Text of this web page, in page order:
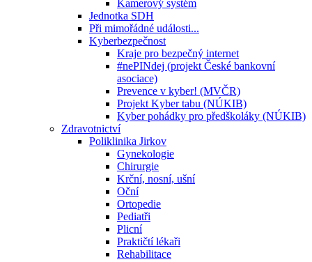
Kamerový systém
Jednotka SDH
Při mimořádné události...
Kyberbezpečnost
Kraje pro bezpečný internet
#nePINdej (projekt České bankovní
asociace)
Prevence v kyber! (MVČR)
Projekt Kyber tabu (NÚKIB)
Kyber pohádky pro předškoláky (NÚKIB)
Zdravotnictví
Poliklinika Jirkov
Gynekologie
Chirurgie
Krční, nosní, ušní
Oční
Ortopedie
Pediatři
Plicní
Praktičtí lékaři
Rehabilitace